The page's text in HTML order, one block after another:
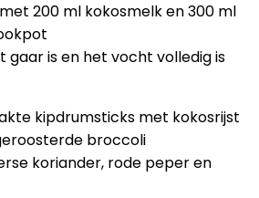
200 ml kokosmelk en 300 ml
gaar is en het vocht volledig is
kipdrumsticks met kokosrijst
broccoli
koriander, rode peper en